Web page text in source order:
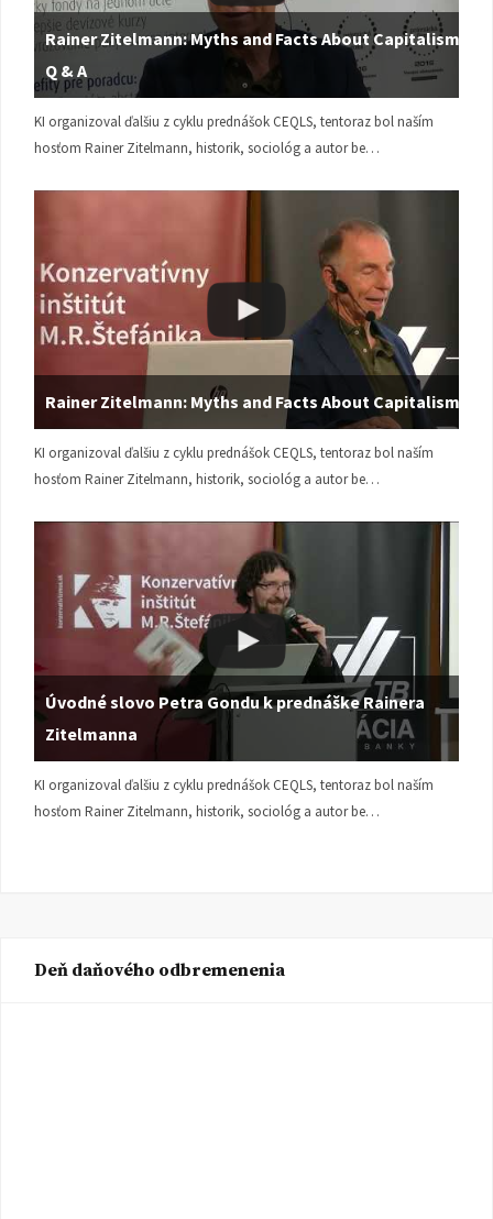
Rainer Zitelmann: Myths and Facts About Capitalism |
Q & A
KI organizoval ďalšiu z cyklu prednášok CEQLS, tentoraz bol naším
hosťom Rainer Zitelmann, historik, sociológ a autor be…
Rainer Zitelmann: Myths and Facts About Capitalism
KI organizoval ďalšiu z cyklu prednášok CEQLS, tentoraz bol naším
hosťom Rainer Zitelmann, historik, sociológ a autor be…
Úvodné slovo Petra Gondu k prednáške Rainera
Zitelmanna
KI organizoval ďalšiu z cyklu prednášok CEQLS, tentoraz bol naším
hosťom Rainer Zitelmann, historik, sociológ a autor be…
Deň daňového odbremenenia